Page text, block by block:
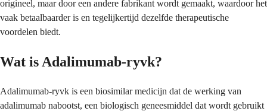
origineel, maar door een andere fabrikant wordt gemaakt, waardoor het
vaak betaalbaarder is en tegelijkertijd dezelfde therapeutische
voordelen biedt.
Wat is Adalimumab-ryvk?
Adalimumab-ryvk is een biosimilar medicijn dat de werking van
adalimumab nabootst, een biologisch geneesmiddel dat wordt gebruikt